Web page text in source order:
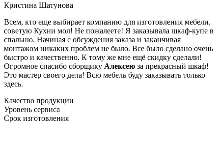
Кристина Шатунова
Всем, кто еще выбирает компанию для изготовления мебели,
советую Кухни мол! Не пожалеете! Я заказывала шкаф-купе в
спальню. Начиная с обсуждения заказа и заканчивая
монтажом никаких проблем не было. Все было сделано очень
быстро и качественно. К тому же мне ещё скидку сделали!
Огромное спасибо сборщику Алексею за прекрасный шкаф!
Это мастер своего дела! Всю мебель буду заказывать только
здесь.
Качество продукции
Уровень сервиса
Срок изготовления